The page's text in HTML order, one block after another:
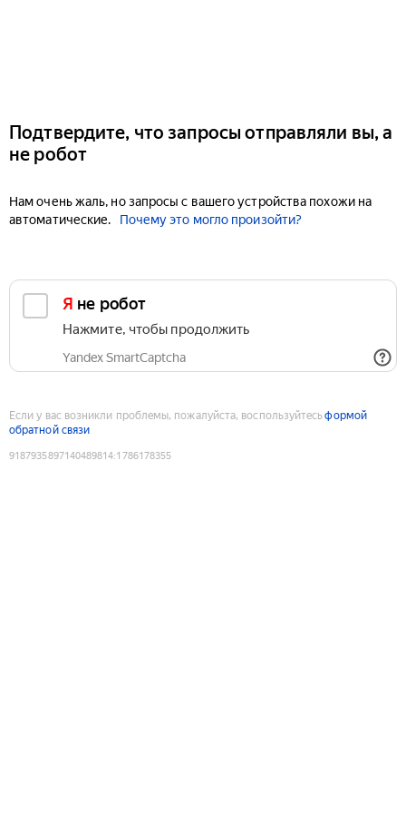
Подтвердите, что запросы отправляли вы, а
не робот
Нам очень жаль, но запросы с вашего устройства похожи на
автоматические.
Почему это могло произойти?
Я не робот
Нажмите, чтобы продолжить
Yandex SmartCaptcha
Если у вас возникли проблемы, пожалуйста, воспользуйтесьформой
обратной связи
9187935897140489814:1786178355